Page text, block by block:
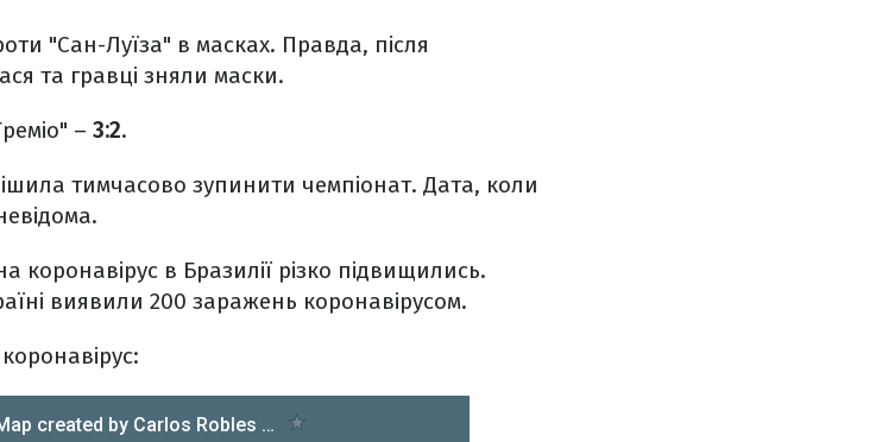
"Сан-Луїза" в масках. Правда, після
та гравці зняли маски.
– 3:2.
тимчасово зупинити чемпіонат. Дата, коли
в Бразилії різко підвищились.
виявили 200 заражень коронавірусом.